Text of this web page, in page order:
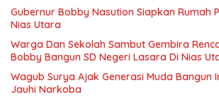
Gubernur Bobby Nasution Siapkan Rumah
Nias Utara
Warga Dan Sekolah Sambut Gembira
Bobby Bangun SD Negeri Lasara Di Nias
Wagub Surya Ajak Generasi Muda Bangun
Jauhi Narkoba